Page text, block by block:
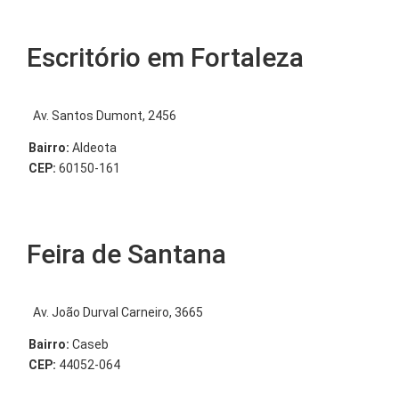
Escritório em Fortaleza
Av. Santos Dumont, 2456
Bairro: Aldeota
CEP: 60150-161
Feira de Santana
Av. João Durval Carneiro, 3665
Bairro: Caseb
CEP: 44052-064